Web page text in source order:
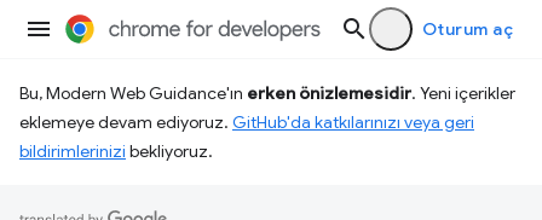
Oturum aç
Bu, Modern Web Guidance'ın erken önizlemesidir. Yeni içerikler
eklemeye devam ediyoruz. GitHub'da katkılarınızı veya geri
bildirimlerinizi bekliyoruz.